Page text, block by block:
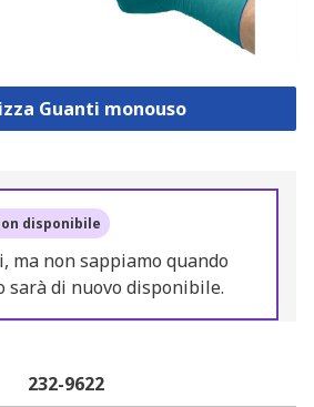
Guanti monouso
disponibile
ma non sappiamo quando
sarà di nuovo disponibile.
232-9622